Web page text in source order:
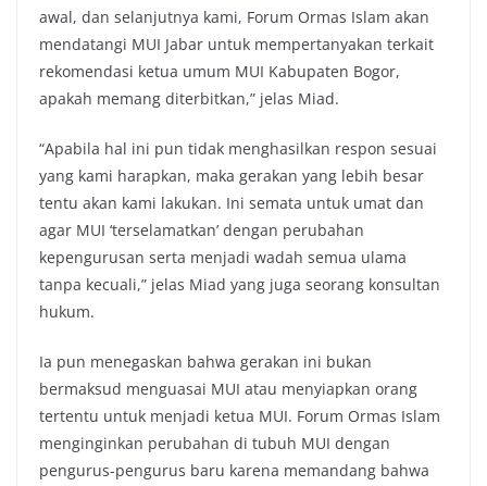
awal, dan selanjutnya kami, Forum Ormas Islam akan
mendatangi MUI Jabar untuk mempertanyakan terkait
rekomendasi ketua umum MUI Kabupaten Bogor,
apakah memang diterbitkan,” jelas Miad.
“Apabila hal ini pun tidak menghasilkan respon sesuai
yang kami harapkan, maka gerakan yang lebih besar
tentu akan kami lakukan. Ini semata untuk umat dan
agar MUI ‘terselamatkan’ dengan perubahan
kepengurusan serta menjadi wadah semua ulama
tanpa kecuali,” jelas Miad yang juga seorang konsultan
hukum.
Ia pun menegaskan bahwa gerakan ini bukan
bermaksud menguasai MUI atau menyiapkan orang
tertentu untuk menjadi ketua MUI. Forum Ormas Islam
menginginkan perubahan di tubuh MUI dengan
pengurus-pengurus baru karena memandang bahwa